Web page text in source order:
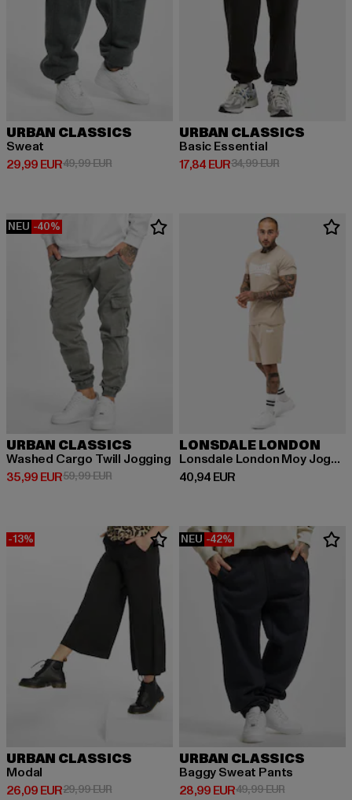
URBAN CLASSICS
Sweat
29,99 EUR
Derzeitiger Preis: 29,99 EUR
49,99 EURAktionspreis: 49,99 EUR
URBAN CLASSICS
Basic Essential
17,84 EUR
Derzeitiger Preis: 17,84 EUR
34,99 EURAktionspreis:
NEU -40%
URBAN CLASSICS
Washed Cargo Twill Jogging
35,99 EUR
Derzeitiger Preis: 35,99 EUR
59,99 EURAktionspreis: 59,99 EUR
LONSDALE LONDON
Lonsdale London Moy Jogginganzüge
40,94 EUR
Derzeitiger Preis: 40,94 EUR
-13%
URBAN CLASSICS
Modal
26,09 EUR
Derzeitiger Preis: 26,09 EUR
29,99 EURAktionspreis: 29,99 EUR
NEU -42%
URBAN CLASSICS
Baggy Sweat Pants
28,99 EUR
Derzeitiger Preis: 28,99 EUR
49,99 EURAktionspreis: